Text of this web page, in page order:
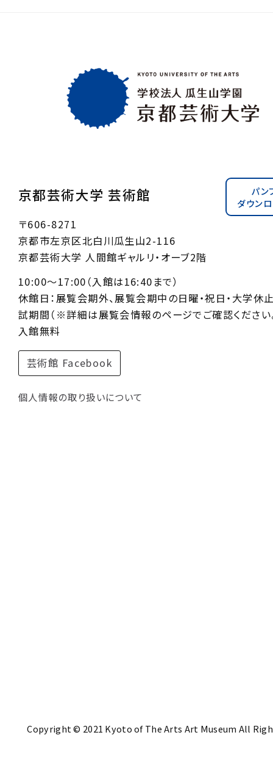
京都芸術大学 芸術館
パン
ダウン
〒606-8271
京都市左京区北白川瓜生山2-116
京都芸術大学 人間館ギャルリ・オーブ2階
10:00〜17:00（入館は16:40まで）
休館日：展覧会期外、展覧会期中の日曜・祝日・大学休
試期間（※詳細は展覧会情報のページでご確認ください
入館無料
芸術館 Facebook
個人情報の取り扱いについて
Copyright © 2021 Kyoto of The Arts Art Museum All